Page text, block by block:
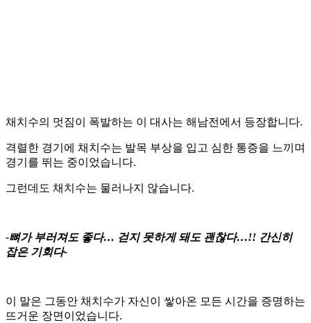
채치수의 멋짐이 폭발하는 이 대사는 해남전에서 등장합니다.
격렬한 경기에 채치수는 발목 부상을 입고 심한 통증을 느끼며
경기를 뛰는 중이었습니다.
그런데도 채치수는 물러나지 않습니다.
-뼈가 부러져도 좋다… 걷지 못하게 돼도 괜찮다…!! 간신히
잡은 기회다-
이 말은 그동안 채치수가 자신이 쌓아온 모든 시간을 증명하는
뜨거운 장면이었습니다.